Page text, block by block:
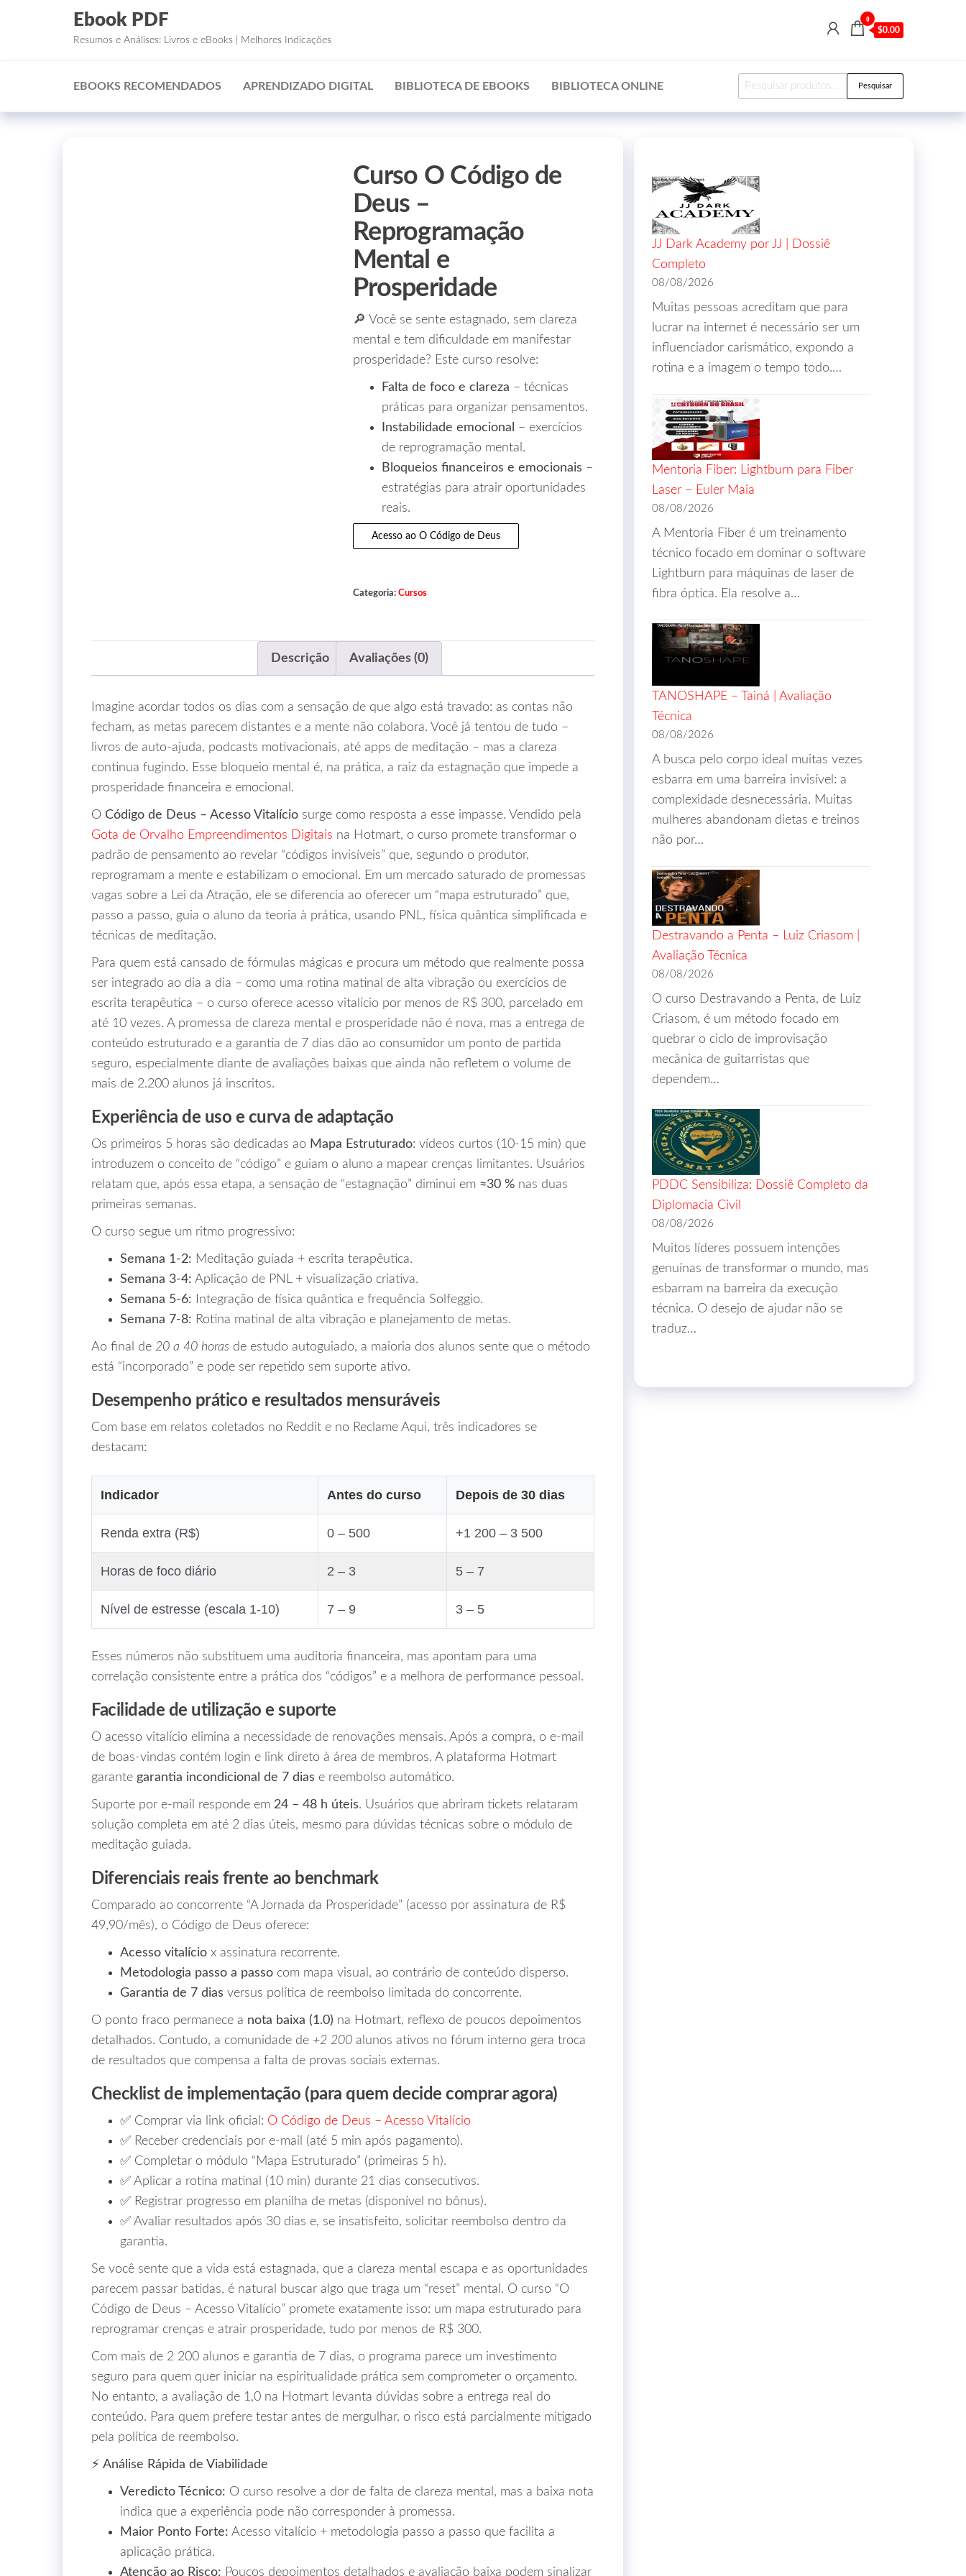
Ebook PDF
Resumos e Análises: Livros e eBooks | Melhores Indicações
0
$0.00
EBOOKS RECOMENDADOS APRENDIZADO DIGITAL BIBLIOTECA DE EBOOKS BIBLIOTECA ONLINE Pesquisar
Curso O Código de
Deus –
Reprogramação
Mental e
Prosperidade
🔎 Você se sente estagnado, sem clareza
mental e tem dificuldade em manifestar
prosperidade? Este curso resolve:
Falta de foco e clareza – técnicas
práticas para organizar pensamentos.
Instabilidade emocional
– exercícios
de reprogramação mental.
Bloqueios financeiros e emocionais –
estratégias para atrair oportunidades
reais.
Acesso ao O Código de Deus
Categoria: Cursos
Descrição Avaliações (0)
Imagine acordar todos os dias com a sensação de que algo está travado: as contas não
fecham, as metas parecem distantes e a mente não colabora. Você já tentou de tudo –
livros de auto‑ajuda, podcasts motivacionais, até apps de meditação – mas a clareza
continua fugindo. Esse bloqueio mental é, na prática, a raiz da estagnação que impede a
prosperidade financeira e emocional.
O Código de Deus – Acesso Vitalício surge como resposta a esse impasse. Vendido pela
Gota de Orvalho Empreendimentos Digitais na Hotmart, o curso promete transformar o
padrão de pensamento ao revelar “códigos invisíveis” que, segundo o produtor,
reprogramam a mente e estabilizam o emocional. Em um mercado saturado de promessas
vagas sobre a Lei da Atração, ele se diferencia ao oferecer um “mapa estruturado” que,
passo a passo, guia o aluno da teoria à prática, usando PNL, física quântica simplificada e
técnicas de meditação.
Para quem está cansado de fórmulas mágicas e procura um método que realmente possa
ser integrado ao dia a dia – como uma rotina matinal de alta vibração ou exercícios de
escrita terapêutica – o curso oferece acesso vitalício por menos de R$ 300, parcelado em
até 10 vezes. A promessa de clareza mental e prosperidade não é nova, mas a entrega de
conteúdo estruturado e a garantia de 7 dias dão ao consumidor um ponto de partida
seguro, especialmente diante de avaliações baixas que ainda não refletem o volume de
mais de 2.200 alunos já inscritos.
Experiência de uso e curva de adaptação
Os primeiros 5 horas são dedicadas ao Mapa Estruturado: vídeos curtos (10‑15 min) que
introduzem o conceito de “código” e guiam o aluno a mapear crenças limitantes. Usuários
relatam que, após essa etapa, a sensação de “estagnação” diminui em ≈30 % nas duas
primeiras semanas.
O curso segue um ritmo progressivo:
Semana 1‑2: Meditação guiada + escrita terapêutica.
Semana 3‑4: Aplicação de PNL + visualização criativa.
Semana 5‑6: Integração de física quântica e frequência Solfeggio.
Semana 7‑8: Rotina matinal de alta vibração e planejamento de metas.
Ao final de 20 a 40 horas de estudo autoguiado, a maioria dos alunos sente que o método
está “incorporado” e pode ser repetido sem suporte ativo.
Desempenho prático e resultados mensuráveis
Com base em relatos coletados no Reddit e no Reclame Aqui, três indicadores se
destacam:
Indicador Antes do curso Depois de 30 dias
Renda extra (R$) 0 – 500 +1 200 – 3 500
Horas de foco diário 2 – 3 5 – 7
Nível de estresse (escala 1‑10) 7 – 9 3 – 5
Esses números não substituem uma auditoria financeira, mas apontam para uma
correlação consistente entre a prática dos “códigos” e a melhora de performance pessoal.
Facilidade de utilização e suporte
O acesso vitalício elimina a necessidade de renovações mensais. Após a compra, o e‑mail
de boas‑vindas contém login e link direto à área de membros. A plataforma Hotmart
garante garantia incondicional de 7 dias e reembolso automático.
Suporte por e‑mail responde em 24 – 48 h úteis. Usuários que abriram tickets relataram
solução completa em até 2 dias úteis, mesmo para dúvidas técnicas sobre o módulo de
meditação guiada.
Diferenciais reais frente ao benchmark
Comparado ao concorrente “A Jornada da Prosperidade” (acesso por assinatura de R$
49,90/mês), o Código de Deus oferece:
Acesso vitalício x assinatura recorrente.
Metodologia passo a passo com mapa visual, ao contrário de conteúdo disperso.
Garantia de 7 dias versus política de reembolso limitada do concorrente.
O ponto fraco permanece a nota baixa (1.0) na Hotmart, reflexo de poucos depoimentos
detalhados. Contudo, a comunidade de +2 200 alunos ativos no fórum interno gera troca
de resultados que compensa a falta de provas sociais externas.
Checklist de implementação (para quem decide comprar agora)
✅ Comprar via link oficial: O Código de Deus – Acesso Vitalício
✅ Receber credenciais por e‑mail (até 5 min após pagamento).
✅ Completar o módulo “Mapa Estruturado” (primeiras 5 h).
✅ Aplicar a rotina matinal (10 min) durante 21 dias consecutivos.
✅ Registrar progresso em planilha de metas (disponível no bônus).
✅ Avaliar resultados após 30 dias e, se insatisfeito, solicitar reembolso dentro da
garantia.
Se você sente que a vida está estagnada, que a clareza mental escapa e as oportunidades
parecem passar batidas, é natural buscar algo que traga um “reset” mental. O curso “O
Código de Deus – Acesso Vitalício” promete exatamente isso: um mapa estruturado para
reprogramar crenças e atrair prosperidade, tudo por menos de R$ 300.
Com mais de 2 200 alunos e garantia de 7 dias, o programa parece um investimento
seguro para quem quer iniciar na espiritualidade prática sem comprometer o orçamento.
No entanto, a avaliação de 1,0 na Hotmart levanta dúvidas sobre a entrega real do
conteúdo. Para quem prefere testar antes de mergulhar, o risco está parcialmente mitigado
pela política de reembolso.
⚡ Análise Rápida de Viabilidade
Veredicto Técnico: O curso resolve a dor de falta de clareza mental, mas a baixa nota
indica que a experiência pode não corresponder à promessa.
Maior Ponto Forte: Acesso vitalício + metodologia passo a passo que facilita a
aplicação prática.
Atenção ao Risco: Poucos depoimentos detalhados e avaliação baixa podem sinalizar
JJ Dark Academy por JJ | Dossiê
Completo
08/08/2026
Muitas pessoas acreditam que para
lucrar na internet é necessário ser um
influenciador carismático, expondo a
rotina e a imagem o tempo todo.…
Mentoria Fiber: Lightburn para Fiber
Laser – Euler Maia
08/08/2026
A Mentoria Fiber é um treinamento
técnico focado em dominar o software
Lightburn para máquinas de laser de
fibra óptica. Ela resolve a…
TANOSHAPE – Tainá | Avaliação
Técnica
08/08/2026
A busca pelo corpo ideal muitas vezes
esbarra em uma barreira invisível: a
complexidade desnecessária. Muitas
mulheres abandonam dietas e treinos
não por…
Destravando a Penta – Luiz Criasom |
Avaliação Técnica
08/08/2026
O curso Destravando a Penta, de Luiz
Criasom, é um método focado em
quebrar o ciclo de improvisação
mecânica de guitarristas que
dependem…
PDDC Sensibiliza: Dossiê Completo da
Diplomacia Civil
08/08/2026
Muitos líderes possuem intenções
genuínas de transformar o mundo, mas
esbarram na barreira da execução
técnica. O desejo de ajudar não se
traduz…